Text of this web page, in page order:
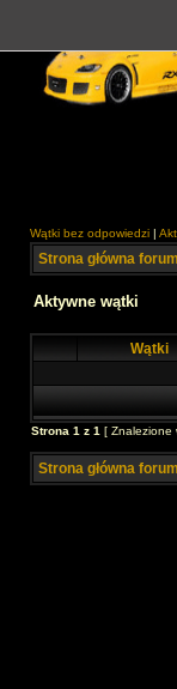
Wątki bez odpowiedzi |
Strona główna forum
Aktywne wątki
Wątki
Strona 1 z 1 [ Znalezione
Strona główna forum